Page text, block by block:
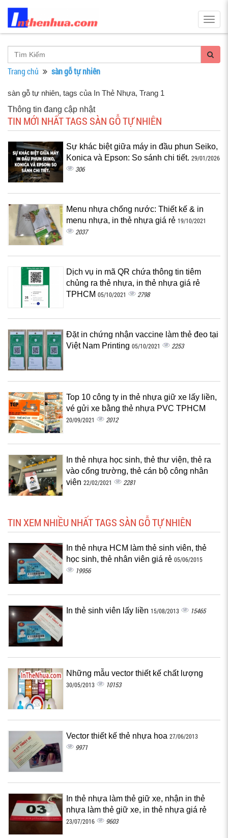
Trang chủ sàn gỗ tự nhiên
sàn gỗ tự nhiên, tags của In Thẻ Nhựa, Trang 1
Thông tin đang cập nhật
TIN MỚI NHẤT TAGS SÀN GỖ TỰ NHIÊN
Sự khác biệt giữa máy in đầu phun Seiko,
Konica và Epson: So sánh chi tiết. 29/01/2026
306
Menu nhựa chống nước: Thiết kế & in
menu nhựa, in thẻ nhựa giá rẻ 19/10/2021
2037
Dịch vụ in mã QR chứa thông tin tiêm
chủng ra thẻ nhựa, in thẻ nhựa giá rẻ
TPHCM 05/10/2021 2798
Đặt in chứng nhận vaccine làm thẻ đeo tại
Việt Nam Printing 05/10/2021 2253
Top 10 công ty in thẻ nhựa giữ xe lấy liền,
vé gửi xe bằng thẻ nhựa PVC TPHCM
20/09/2021 2012
In thẻ nhựa học sinh, thẻ thư viện, thẻ ra
vào cổng trường, thẻ cán bộ công nhân
viên 22/02/2021 2281
TIN XEM NHIỀU NHẤT TAGS SÀN GỖ TỰ NHIÊN
In thẻ nhựa HCM làm thẻ sinh viên, thẻ
học sinh, thẻ nhân viên giá rẻ 05/06/2015
19956
In thẻ sinh viên lấy liền 15/08/2013 15465
Những mẫu vector thiết kế chất lượng
30/05/2013 10153
Vector thiết kế thẻ nhựa hoa 27/06/2013
9971
In thẻ nhựa làm thẻ giữ xe, nhận in thẻ
nhựa làm thẻ giữ xe, in thẻ nhựa giá rẻ
23/07/2016 9603